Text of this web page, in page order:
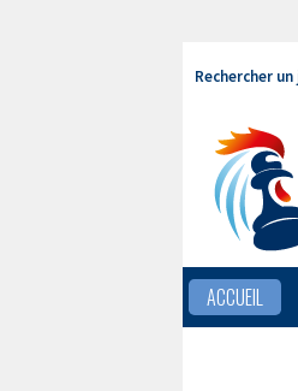
Rechercher
ACCUEIL